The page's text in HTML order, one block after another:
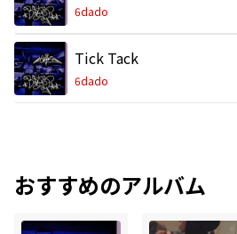
6dado
Tick Tack
6dado
おすすめのアルバム